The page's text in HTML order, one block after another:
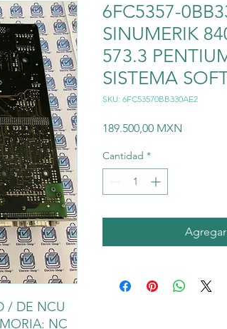
/ DE NCU
NC
6FC5357-
SINUMERIK
573.3
SISTEMA
SKU: 6FC53570BB330AE2
189.500,00 MXN
Cantidad *